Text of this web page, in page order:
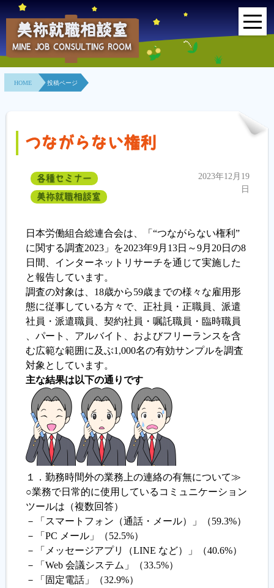
HOME
事業所紹介
相談室とは？
利用者の声
求人情報検索
各種セミナー
履歴書ジェネレーター
美祢就職相談室
MINE JOB CONSULTING ROOM
HOME 投稿ページ
つながらない権利
各種セミナー
美祢就職相談室
2023年12月19
日
日本労働組合総連合会は、「“つながらない権利”
に関する調査2023」を2023年9月13日～9月20日の8
日間、インターネットリサーチを通じて実施した
と報告しています。
調査の対象は、18歳から59歳までの様々な雇用形
態に従事している方々で、正社員・正職員、派遣
社員・派遣職員、契約社員・嘱託職員・臨時職員
、パート、アルバイト、およびフリーランスを含
む広範な範囲に及ぶ1,000名の有効サンプルを調査
対象としています。
主な結果は以下の通りです
１．勤務時間外の業務上の連絡の有無について≫
○業務で日常的に使用しているコミュニケーション
ツールは（複数回答）
－「スマートフォン（通話・メール）」（59.3%）
－「PC メール」（52.5%）
－「メッセージアプリ（LINE など）」（40.6%）
－「Web 会議システム」（33.5%）
－「固定電話」（32.9%）